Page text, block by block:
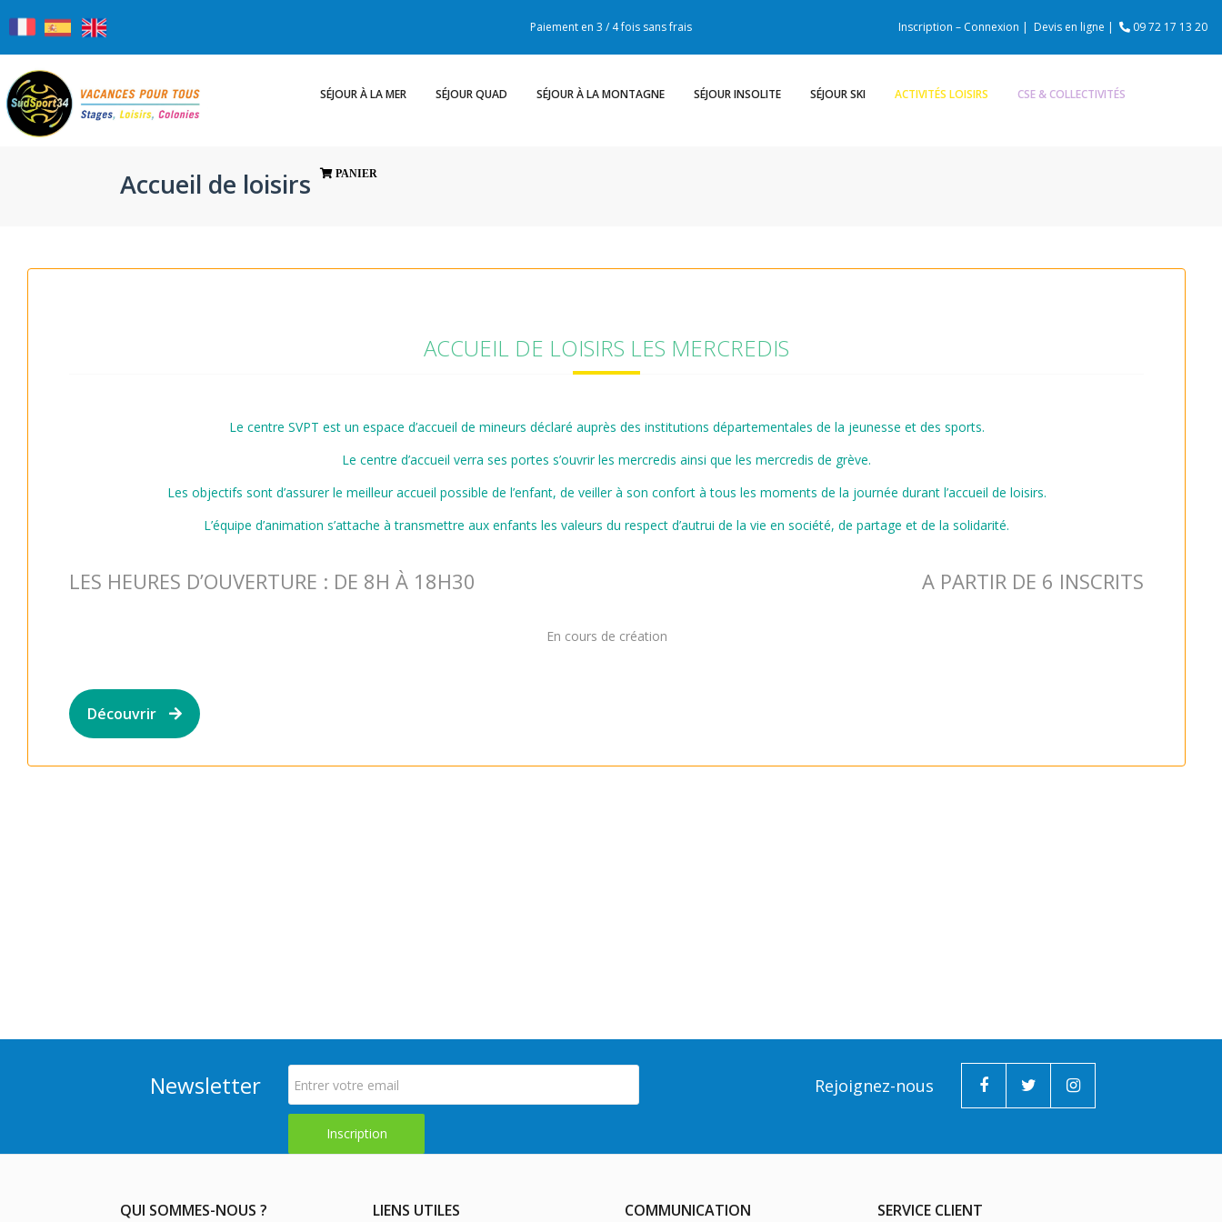
Paiement en 3 / 4 fois sans frais Inscription – Connexion | Devis en ligne | 09 72 17 13 20
SÉJOUR À LA MER SÉJOUR QUAD SÉJOUR À LA MONTAGNE SÉJOUR INSOLITE SÉJOUR SKI ACTIVITÉS LOISIRS CSE & COLLECTIVITÉS
PANIER
Accueil de loisirs
ACCUEIL DE LOISIRS LES MERCREDIS
Le centre SVPT est un espace d’accueil de mineurs déclaré auprès des institutions départementales de la jeunesse et des sports.
Le centre d’accueil verra ses portes s’ouvrir les mercredis ainsi que les mercredis de grève.
Les objectifs sont d’assurer le meilleur accueil possible de l’enfant, de veiller à son confort à tous les moments de la journée durant l’accueil de loisirs.
L’équipe d’animation s’attache à transmettre aux enfants les valeurs du respect d’autrui de la vie en société, de partage et de la solidarité.
LES HEURES D’OUVERTURE : DE 8H À 18H30 A PARTIR DE 6 INSCRITS
En cours de création
Découvrir
Newsletter Rejoignez-nous
QUI SOMMES-NOUS ? LIENS UTILES COMMUNICATION SERVICE CLIENT